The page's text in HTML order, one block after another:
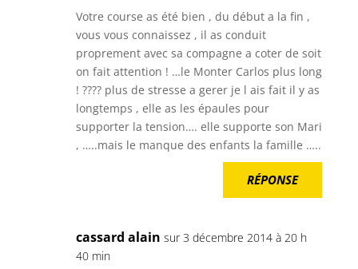
Votre course as été bien , du début a la fin ,
vous vous connaissez , il as conduit
proprement avec sa compagne a coter de soit
on fait attention ! …le Monter Carlos plus long
! ???? plus de stresse a gerer je l ais fait il y as
longtemps , elle as les épaules pour
supporter la tension…. elle supporte son Mari
, …..mais le manque des enfants la famille …..
RÉPONSE
cassard alain sur 3 décembre 2014 à 20 h
40 min